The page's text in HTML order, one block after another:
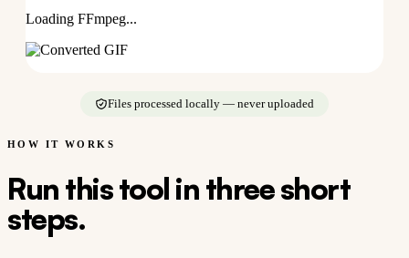
Loading FFmpeg...
Files processed locally — never uploaded
HOW IT WORKS
Run this tool in three short
steps.